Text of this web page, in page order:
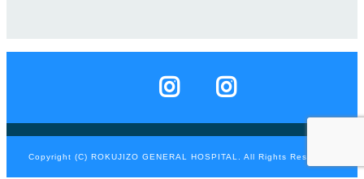
Copyright (C) ROKUJIZO GENERAL HOSPITAL. All Rights Reserved.